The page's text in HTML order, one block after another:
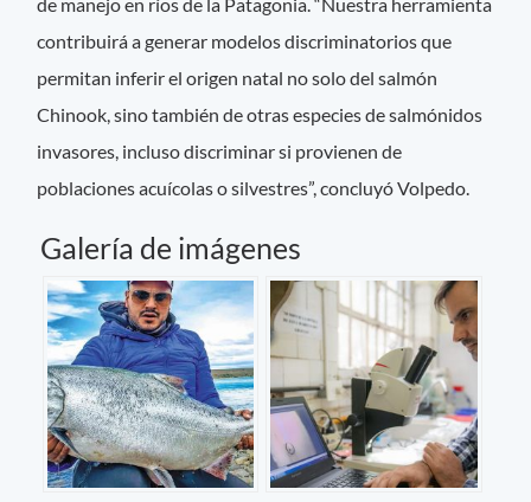
contribuirá a generar modelos discriminatorios que
permitan inferir el origen natal no solo del salmón
Chinook, sino también de otras especies de salmónidos
invasores, incluso discriminar si provienen de
poblaciones acuícolas o silvestres”, concluyó Volpedo.
Galería de imágenes